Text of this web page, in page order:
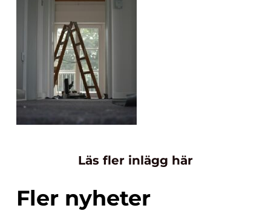
Läs fler inlägg här
Fler nyheter